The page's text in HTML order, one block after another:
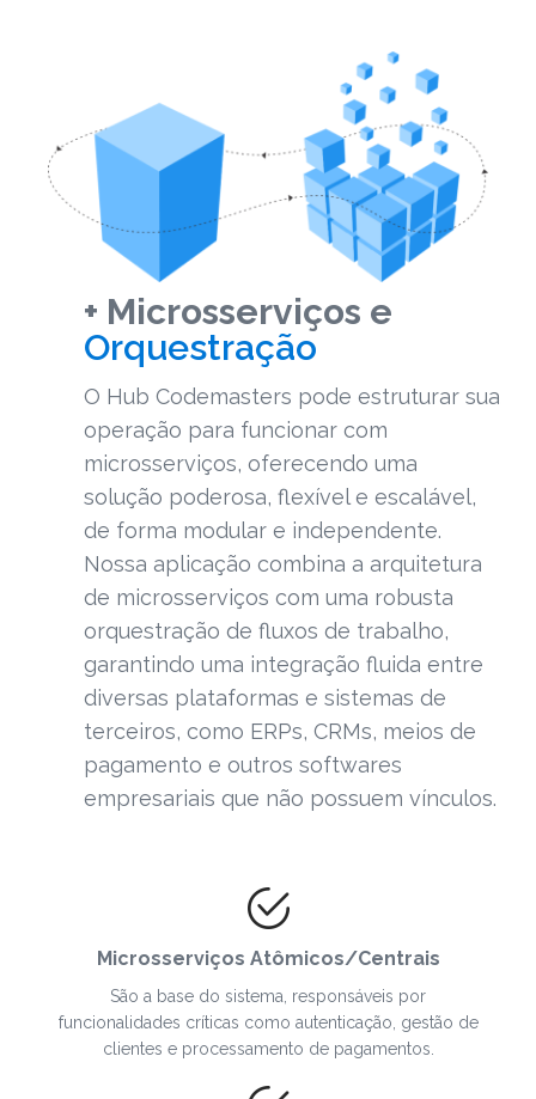
+ Microsserviços e
Orquestração
O Hub Codemasters pode estruturar sua
operação para funcionar com
microsserviços, oferecendo uma
solução poderosa, flexível e escalável,
de forma modular e independente.
Nossa aplicação combina a arquitetura
de microsserviços com uma robusta
orquestração de fluxos de trabalho,
garantindo uma integração fluida entre
diversas plataformas e sistemas de
terceiros, como ERPs, CRMs, meios de
pagamento e outros softwares
empresariais que não possuem vínculos.
Microsserviços Atômicos/Centrais
São a base do sistema, responsáveis por
funcionalidades críticas como autenticação, gestão de
clientes e processamento de pagamentos.